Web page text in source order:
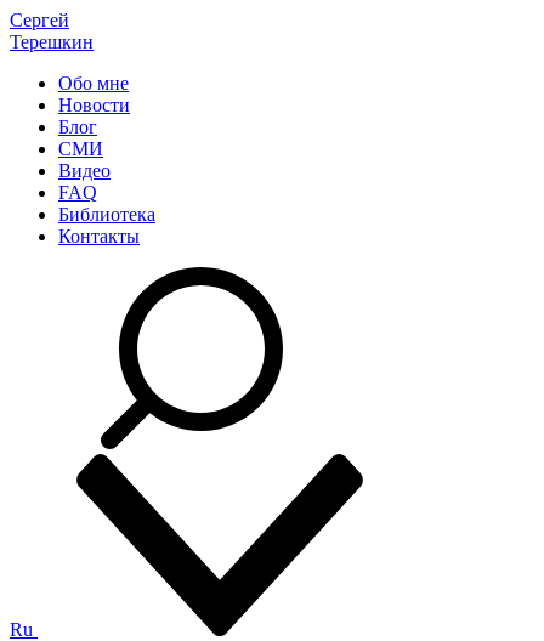
Сергей
Терешкин
Обо мне
Новости
Блог
СМИ
Видео
FAQ
Библиотека
Контакты
Ru